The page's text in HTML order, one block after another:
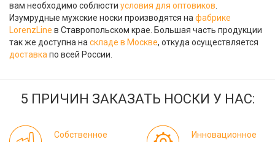
вам необходимо соблюсти условия для оптовиков.
Изумрудные мужские носки производятся нафабрике
LorenzLine в Ставропольском крае. Большая часть продукции
так же доступна наскладе в Москве, откуда осуществляется
доставкапо всей России.
5 ПРИЧИН ЗАКАЗАТЬ НОСКИ У НАС:
Собственное
Инновационное